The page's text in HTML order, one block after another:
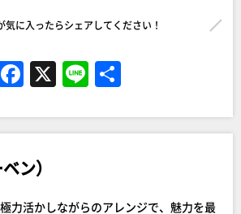
気に入ったらシェアしてください！
F
a
c
e
b
o
X Li
n
e
ン）
力活かしながらのアレンジで、魅力を最